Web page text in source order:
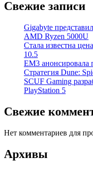
Свежие записи
Gigabyte
AMD Ryzen 5000U
Стала известна
10.5
EM3 анонсировала
Стратегия Dune:
SCUF Gaming
PlayStation 5
Свежие
Нет комментариев для
Архивы